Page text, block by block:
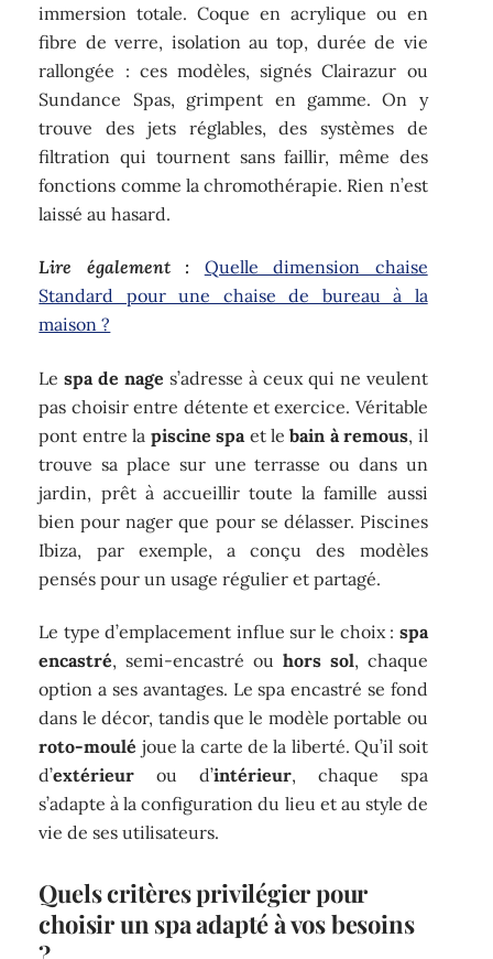
immersion totale. Coque en acrylique ou en
fibre de verre, isolation au top, durée de vie
rallongée : ces modèles, signés Clairazur ou
Sundance Spas, grimpent en gamme. On y
trouve des jets réglables, des systèmes de
filtration qui tournent sans faillir, même des
fonctions comme la chromothérapie. Rien n’est
laissé au hasard.
Lire également :
Quelle dimension chaise
Standard pour une chaise de bureau à la
maison ?
Lespa de nage s’adresse à ceux qui ne veulent
pas choisir entre détente et exercice. Véritable
pont entre la piscine spa et lebain à remous, il
trouve sa place sur une terrasse ou dans un
jardin, prêt à accueillir toute la famille aussi
bien pour nager que pour se délasser. Piscines
Ibiza, par exemple, a conçu des modèles
pensés pour un usage régulier et partagé.
Le type d’emplacement influe sur le choix : spa
encastré, semi-encastré ou hors sol, chaque
option a ses avantages. Le spa encastré se fond
dans le décor, tandis que le modèle portable ou
roto-moulé joue la carte de la liberté. Qu’il soit
d’extérieur ou d’intérieur, chaque spa
s’adapte à la configuration du lieu et au style de
vie de ses utilisateurs.
Quels critères privilégier pour
choisir un spa adapté à vos besoins